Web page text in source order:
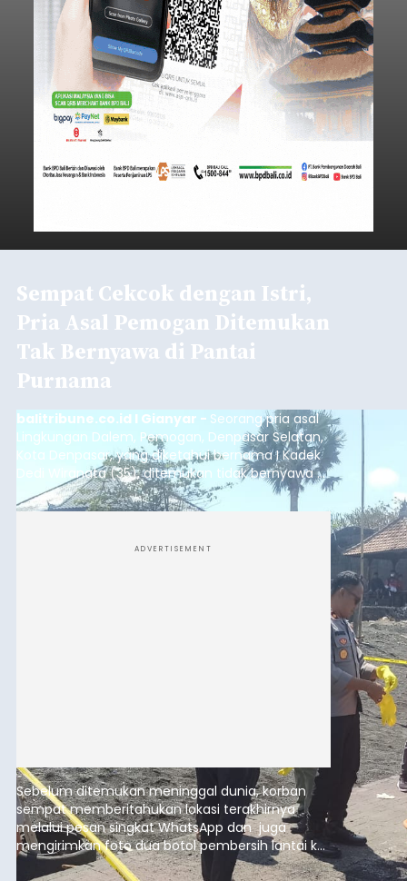
Sempat Cekcok dengan Istri,
Pria Asal Pemogan Ditemukan
Tak Bernyawa di Pantai
Purnama
balitribune.co.id I Gianyar - Seorang pria asal
Lingkungan Dalem, Pemogan, Denpasar Selatan,
Kota Denpasar, yang diketahui bernama I Kadek
Dedi Wiranata (35), ditemukan tidak bernyawa di
pesisir Pantai Purnama, Sukawati.
ADVERTISEMENT
Sebelum ditemukan meninggal dunia, korban
sempat memberitahukan lokasi terakhirnya
melalui pesan singkat WhatsApp dan juga
mengirimkan foto dua botol pembersih lantai ke
istrinya.